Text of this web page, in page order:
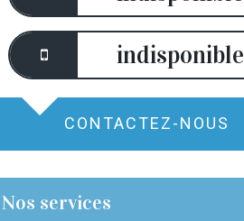
indisponible
CONTACTEZ-NOUS
Nos services